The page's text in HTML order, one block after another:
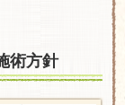
術方針